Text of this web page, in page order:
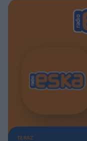
TERAZ